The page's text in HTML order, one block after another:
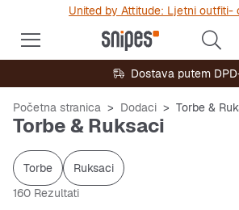
United by Attitude: Ljetni outfiti-
Dostava putem
Početna stranica Dodaci Torbe &
Torbe & Ruksaci
Torbe
Ruksaci
160 Rezultati